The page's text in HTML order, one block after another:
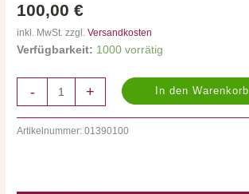
100,00€
inkl. MwSt. zzgl.Versandkosten
Verfügbarkeit: 1000 vorrätig
-
Menge
+ In den Warenkorb
Artikelnummer:01390100